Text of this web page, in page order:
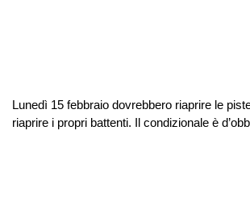
Lunedì 15 febbraio dovrebbero riaprire le
riaprire i propri battenti. Il condizionale è